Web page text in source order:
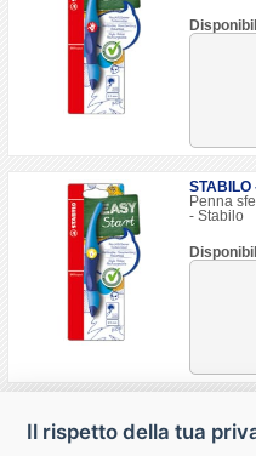
STABILO
Penna
- Stabilo
Il rispetto della tua